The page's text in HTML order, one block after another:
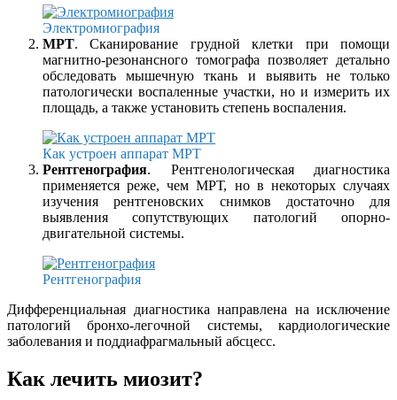
Электромиография
МРТ. Сканирование грудной клетки при помощи
магнитно-резонансного томографа позволяет детально
обследовать мышечную ткань и выявить не только
патологически воспаленные участки, но и измерить их
площадь, а также установить степень воспаления.
Как устроен аппарат МРТ
Рентгенография. Рентгенологическая диагностика
применяется реже, чем МРТ, но в некоторых случаях
изучения рентгеновских снимков достаточно для
выявления сопутствующих патологий опорно-
двигательной системы.
Рентгенография
Дифференциальная диагностика направлена на исключение
патологий бронхо-легочной системы, кардиологические
заболевания и поддиафрагмальный абсцесс.
Как лечить миозит?